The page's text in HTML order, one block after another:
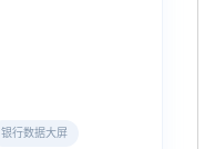
银行数据大屏